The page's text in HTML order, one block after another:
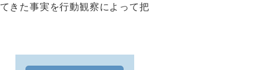
きた事実を行動観察によって把